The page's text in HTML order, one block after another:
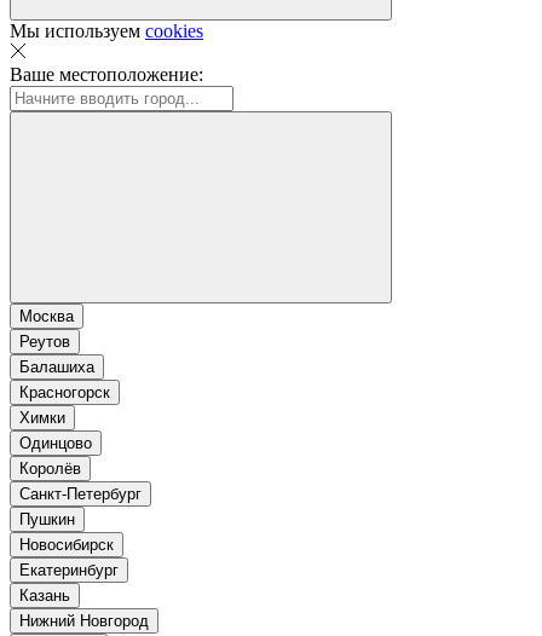
Мы используем cookies
Ваше местоположение:
Москва
Реутов
Балашиха
Красногорск
Химки
Одинцово
Королёв
Санкт-Петербург
Пушкин
Новосибирск
Екатеринбург
Казань
Нижний Новгород